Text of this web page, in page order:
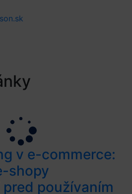
v e-commerce:
shopy
používaním